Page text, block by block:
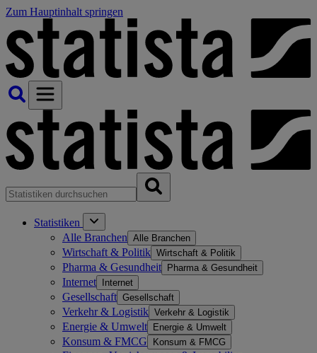
Zum Hauptinhalt springen
Statistiken
Alle Branchen Alle Branchen
Wirtschaft & Politik Wirtschaft & Politik
Pharma & Gesundheit Pharma & Gesundheit
Internet Internet
Gesellschaft Gesellschaft
Verkehr & Logistik Verkehr & Logistik
Energie & Umwelt Energie & Umwelt
Konsum & FMCG Konsum & FMCG